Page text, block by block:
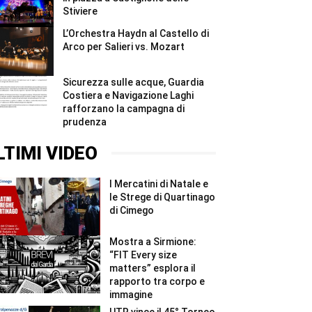
Stiviere
L’Orchestra Haydn al Castello di
Arco per Salieri vs. Mozart
Sicurezza sulle acque, Guardia
Costiera e Navigazione Laghi
rafforzano la campagna di
prudenza
VIDEO
I Mercatini di Natale e
le Strege di Quartinago
di Cimego
Mostra a Sirmione:
“FIT Every size
matters” esplora il
rapporto tra corpo e
immagine